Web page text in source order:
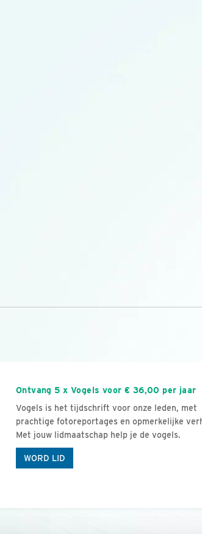
Ontvang 5 x Vogels voor € 36,00 per jaar
Vogels is het tijdschrift voor onze leden, met
prachtige fotoreportages en opmerkelijke
Met jouw lidmaatschap help je de vogels.
WORD LID